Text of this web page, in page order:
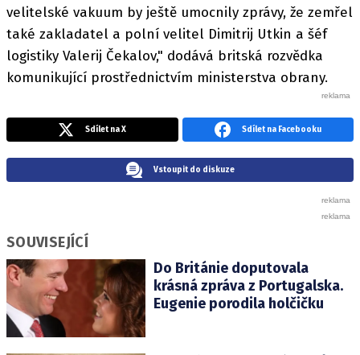
velitelské vakuum by ještě umocnily zprávy, že zemřel
také zakladatel a polní velitel Dimitrij Utkin a šéf
logistiky Valerij Čekalov," dodává britská rozvědka
komunikující prostřednictvím ministerstva obrany.
Sdílet na X Sdílet na Facebooku
Vstoupit do diskuze
SOUVISEJÍCÍ
Do Británie doputovala
krásná zpráva z Portugalska.
Eugenie porodila holčičku